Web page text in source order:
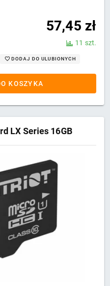
57,45 zł
11 szt.
DODAJ DO ULUBIONYCH
KOSZYKA
LX Series 16GB